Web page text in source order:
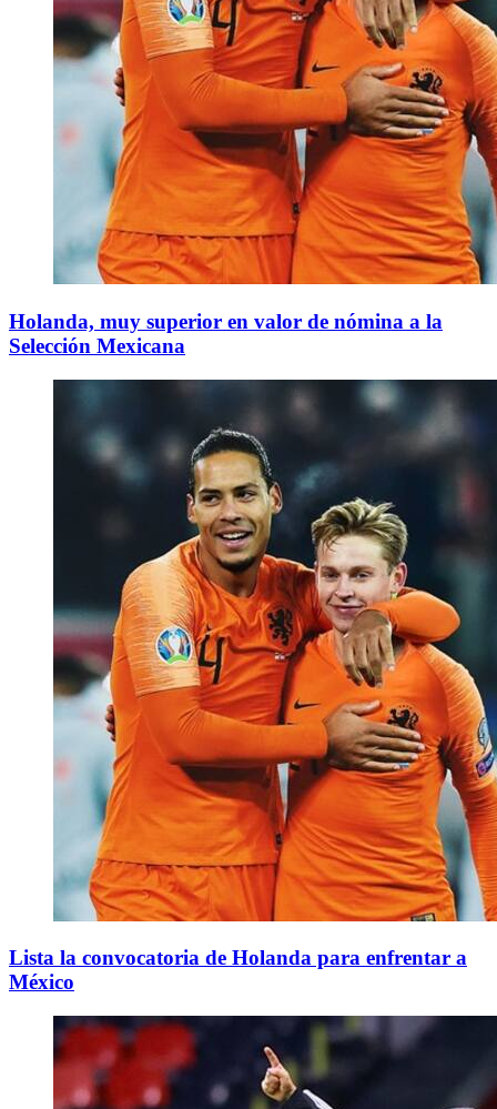
Holanda, muy superior en valor de nómina a la
Selección Mexicana
Lista la convocatoria de Holanda para enfrentar a
México